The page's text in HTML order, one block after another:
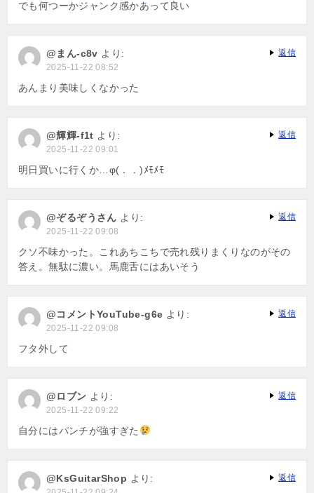
でも何つーかジャンク感かあって良い
@まん-c8v より:
2025-11-22 08:52
あんまり美味しくなかった
返信
@輝輝-f1t より:
2025-11-22 09:01
明日買いに行くか…φ(．．)ﾒﾓﾒﾓ
返信
@ぞるぞうさん より:
2025-11-22 09:08
クソ不味かった。これあちこちで売れ残りまくりなのがその
答え。無駄に濃い。馬鹿舌にはあいそう
返信
@コメントYouTube-g6e より:
2025-11-22 09:08
フタ外して
返信
@ロブン より:
2025-11-22 09:22
自分にはパンチが強すぎた
返信
@KsGuitarShop より: 返信